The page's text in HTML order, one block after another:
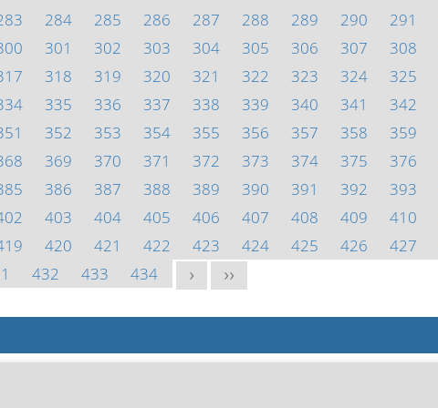
284 285 286 287 288 289 290 291
301 302 303 304 305 306 307 308
318 319 320 321 322 323 324 325
335 336 337 338 339 340 341 342
352 353 354 355 356 357 358 359
369 370 371 372 373 374 375 376
386 387 388 389 390 391 392 393
403 404 405 406 407 408 409 410
420 421 422 423 424 425 426 427
432 433 434 > >>